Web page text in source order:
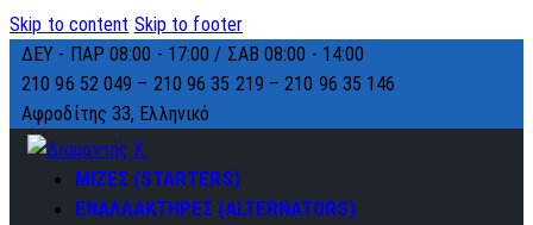
Skip to content Skip to footer
ΔΕΥ - ΠΑΡ 08:00 - 17:00 / ΣΑΒ 08:00 - 14:00
210 96 52 049 – 210 96 35 219 –210 96 35 146
Αφροδίτης 33, Ελληνικό
ΜΙΖΕΣ (STARTERS)
ΕΝΑΛΛΑΚΤΗΡΕΣ (ALTERNATORS)